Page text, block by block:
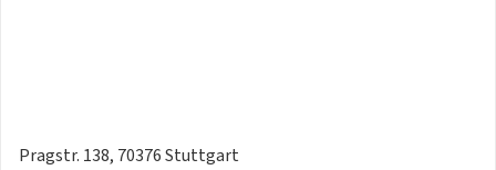
Pragstr. 138, 70376 Stuttgart